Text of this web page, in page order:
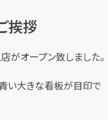
挨拶
オープン致しました。
い大きな看板が目印で